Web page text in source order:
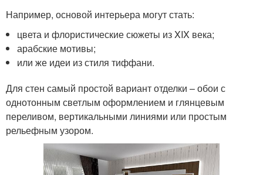
Например, основой интерьера могут стать:
цвета и флористические сюжеты из XIX века;
арабские мотивы;
или же идеи из стиля тиффани.
Для стен самый простой вариант отделки – обои с
однотонным светлым оформлением и глянцевым
переливом, вертикальными линиями или простым
рельефным узором.